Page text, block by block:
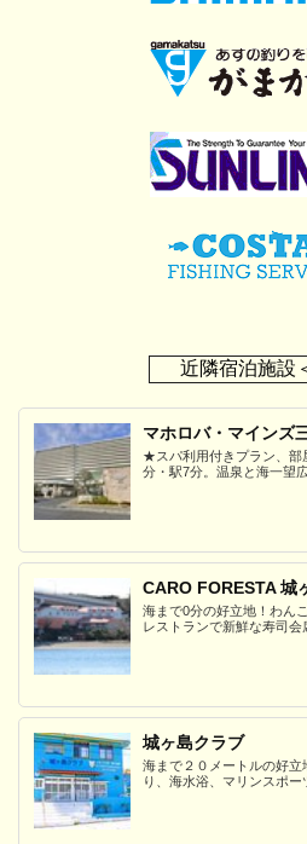
近隣宿泊施設
マホロバ・マインズ
★スパ利用付きプラン、
分・駅7分。温泉と海一望
CARO FORESTA 城
海まで0分の好立地！わん
レストランで新鮮な寿司会
城ヶ島クラブ
海まで２０メートルの好
り、海水浴、マリンスポー